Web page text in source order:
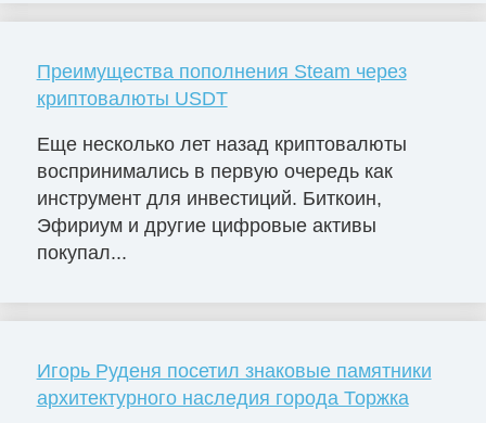
Преимущества пополнения Steam через
криптовалюты USDT
Еще несколько лет назад криптовалюты
воспринимались в первую очередь как
инструмент для инвестиций. Биткоин,
Эфириум и другие цифровые активы
покупал...
Игорь Руденя посетил знаковые памятники
архитектурного наследия города Торжка